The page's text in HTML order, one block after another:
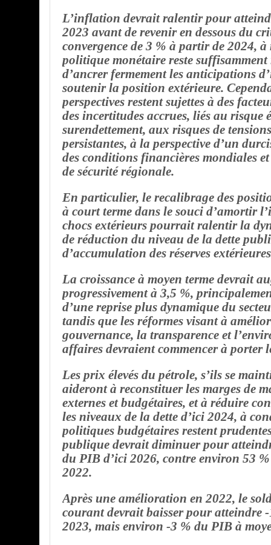
L’inflation devrait ralentir pour
2023 avant de revenir en dessous du
convergence de 3 % à partir de 2024, à
politique monétaire reste suffisamment
d’ancrer fermement les anticipations
soutenir la position extérieure.
perspectives restent sujettes à des
des incertitudes accrues, liés au risque
surendettement, aux risques de
persistantes, à la perspective d’un
des conditions financières mondiales
de sécurité régionale.
En particulier, le recalibrage des
à court terme dans le souci d’amortir
chocs extérieurs pourrait ralentir la
de réduction du niveau de la dette
d’accumulation des réserves
La croissance à moyen terme devrait
progressivement à 3,5 %,
d’une reprise plus dynamique du
tandis que les réformes visant à
gouvernance, la transparence et
affaires devraient commencer à porter
Les prix élevés du pétrole, s’ils se
aideront à reconstituer les marges de
externes et budgétaires, et à réduire
les niveaux de la dette d’ici 2024, à
politiques budgétaires restent
publique devrait diminuer pour
du PIB d’ici 2026, contre environ 53
2022.
Après une amélioration en 2022, le
courant devrait baisser pour atteindre
2023, mais environ -3 % du PIB à